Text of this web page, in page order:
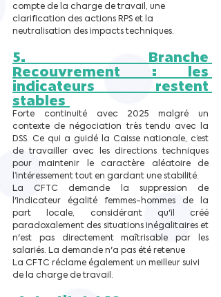
compte de la charge de travail, une
clarification des actions RPS et la
neutralisation des impacts techniques.
5. Branche
Recouvrement : les
indicateurs restent
stables
Forte continuité avec 2025 malgré un
contexte de négociation très tendu avec la
DSS. Ce qui a guidé la Caisse nationale, c’est
de travailler avec les directions techniques
pour maintenir le caractère aléatoire de
l’intéressement tout en gardant une stabilité.
La CFTC demande la suppression de
l'indicateur égalité femmes-hommes de la
part locale, considérant qu'il créé
paradoxalement des situations inégalitaires et
n'est pas directement maîtrisable par les
salariés. La demande n'a pas été retenue
La CFTC réclame également un meilleur suivi
de la charge de travail.